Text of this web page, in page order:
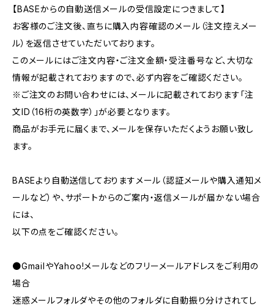
【BASEからの自動送信メールの受信設定につきまして】
お客様のご注文後、直ちに購入内容確認のメール（注文控えメー
ル）を返信させていただいております。
このメールにはご注文内容・ご注文金額・受注番号など、大切な
情報が記載されておりますので、必ず内容をご確認ください。
※ご注文のお問い合わせには、メールに記載されております「注
文ID（16桁の英数字）」が必要となります。
商品がお手元に届くまで、メールを保存いただくようお願い致し
ます。
BASEより自動送信しておりますメール（認証メールや購入通知メ
ールなど）や、サポートからのご案内・返信メールが届かない場合
には、
以下の点をご確認ください。
●GmailやYahoo!メールなどのフリーメールアドレスをご利用の
場合
迷惑メールフォルダやその他のフォルダに自動振り分けされてし